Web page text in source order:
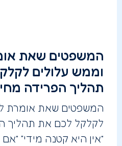
המשפטים שאת
וממש עלולים
תהליך הפרידה
המשפטים שאת אומרת
לקלקל לכם את תהליך
“אין היא קטנה מידי”